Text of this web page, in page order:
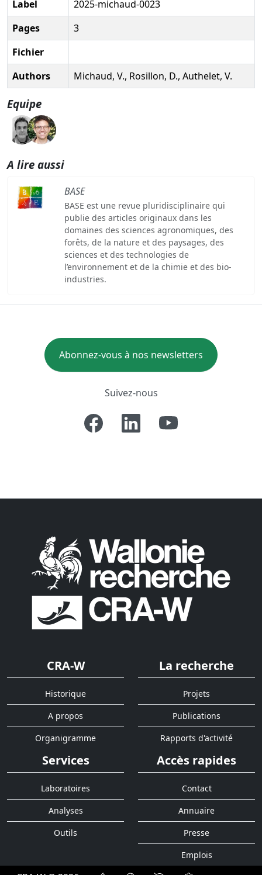
Label
2025-michaud-0023
Pages
3
Fichier
Authors
Michaud, V., Rosillon, D., Authelet, V.
Equipe
A lire aussi
BASE
BASE est une revue pluridisciplinaire qui
publie des articles originaux dans les
domaines des sciences agronomiques, des
forêts, de la nature et des paysages, des
sciences et des technologies de
l’environnement et de la chimie et des bio-
industries.
Abonnez-vous à nos newsletters
Suivez-nous
CRA-W
Historique
A propos
Organigramme
La recherche
Projets
Publications
Rapports d'activité
Services
Laboratoires
Analyses
Outils
Accès rapides
Contact
Annuaire
Presse
Emplois